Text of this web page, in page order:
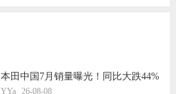
本田中国7月销量曝光！同比大跌44%
YYa 26-08-08